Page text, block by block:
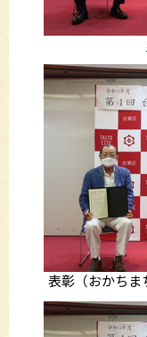
表彰（おかちま